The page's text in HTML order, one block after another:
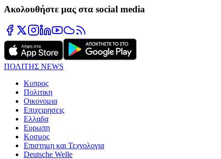
Ακολουθήστε μας στα social media
ΠΟΛΙΤΗΣ NEWS
Κυπρος
Πολιτικη
Οικονομια
Επιχειρησεις
Ελλαδα
Ευρωπη
Κοσμος
Επιστημη και Τεχνολογια
Deutsche Welle